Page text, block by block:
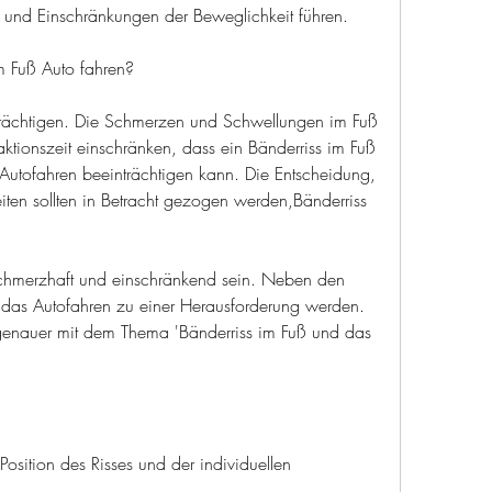
Einschränkungen der Beweglichkeit führen.
Fuß Auto fahren?
Die Schmerzen und Schwellungen im Fuß
einschränken, dass ein Bänderriss im Fuß
beeinträchtigen kann. Die Entscheidung,
sollten in Betracht gezogen werden,Bänderriss
und einschränkend sein. Neben den
Autofahren zu einer Herausforderung werden.
mit dem Thema 'Bänderriss im Fuß und das
des Risses und der individuellen